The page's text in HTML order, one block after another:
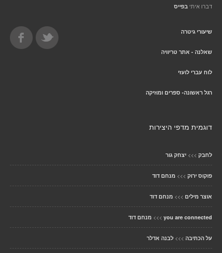
דברו איתי בפייס
שיעורי גיטרה
שאלנה - אתר טריוויה
לוח עברי לועזי
רגל ראשונה- ספרים ומוזיקה
דוגמית מדפי היצירות
לחבק >>> יצחק גור
פוקוס ירוק >>> מנחם דוד
אוצר מילים >>> מנחם דוד
you are connected
>>> מנחם דוד
על הכתיבה >>> לבנה אדלר